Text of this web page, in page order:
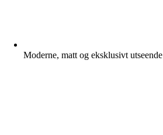
Moderne, matt og eksklusivt utseende